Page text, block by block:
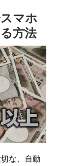
マホ
方法
な、自動